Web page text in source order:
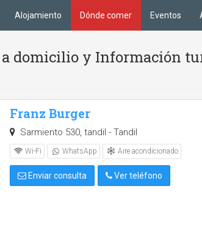
Alojamiento Dónde comer Eventos
domicilio y Información
Franz Burger
Sarmiento 530, tandil - Tandil
Wi-Fi WhatsApp Aire acondicionado
Enviar consulta Ver teléfono